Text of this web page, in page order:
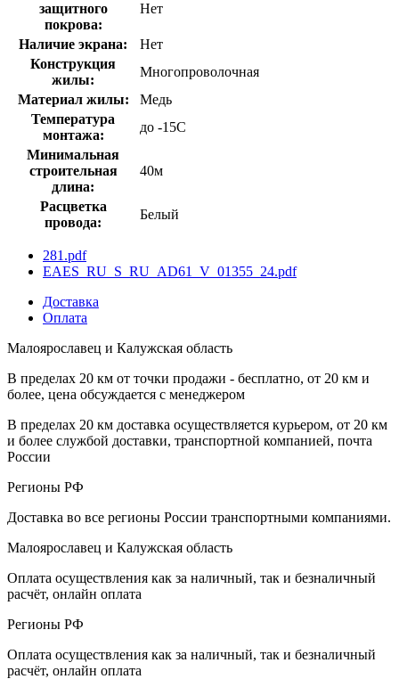
защитного
покрова:
Нет
Наличие экрана:
Нет
Конструкция
жилы:
Многопроволочная
Материал жилы:
Медь
Температура
монтажа:
до -15С
Минимальная
строительная
длина:
40м
Расцветка
провода:
Белый
281.pdf
EAES_RU_S_RU_AD61_V_01355_24.pdf
Доставка
Оплата
Малоярославец и Калужская область
В пределах 20 км от точки продажи - бесплатно, от 20 км и
более, цена обсуждается с менеджером
В пределах 20 км доставка осуществляется курьером, от 20 км
и более службой доставки, транспортной компанией, почта
России
Регионы РФ
Доставка во все регионы России транспортными компаниями.
Малоярославец и Калужская область
Оплата осуществления как за наличный, так и безналичный
расчёт, онлайн оплата
Регионы РФ
Оплата осуществления как за наличный, так и безналичный
расчёт, онлайн оплата